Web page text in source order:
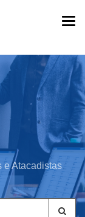
e Atacadistas